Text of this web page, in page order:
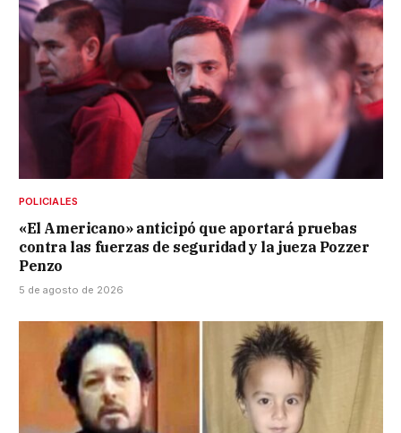
POLICIALES
«El Americano» anticipó que aportará pruebas
contra las fuerzas de seguridad y la jueza Pozzer
Penzo
5 de agosto de 2026